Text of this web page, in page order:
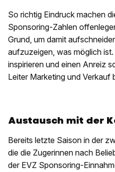
So richtig Eindruck machen
Sponsoring-Zahlen
Grund, um damit
aufzuzeigen, was möglich
inspirieren und einen Anreiz
Leiter Marketing und Verkauf
Austausch mit der
Bereits letzte Saison in der
die die Zugerinnen nach
der EVZ Sponsoring-